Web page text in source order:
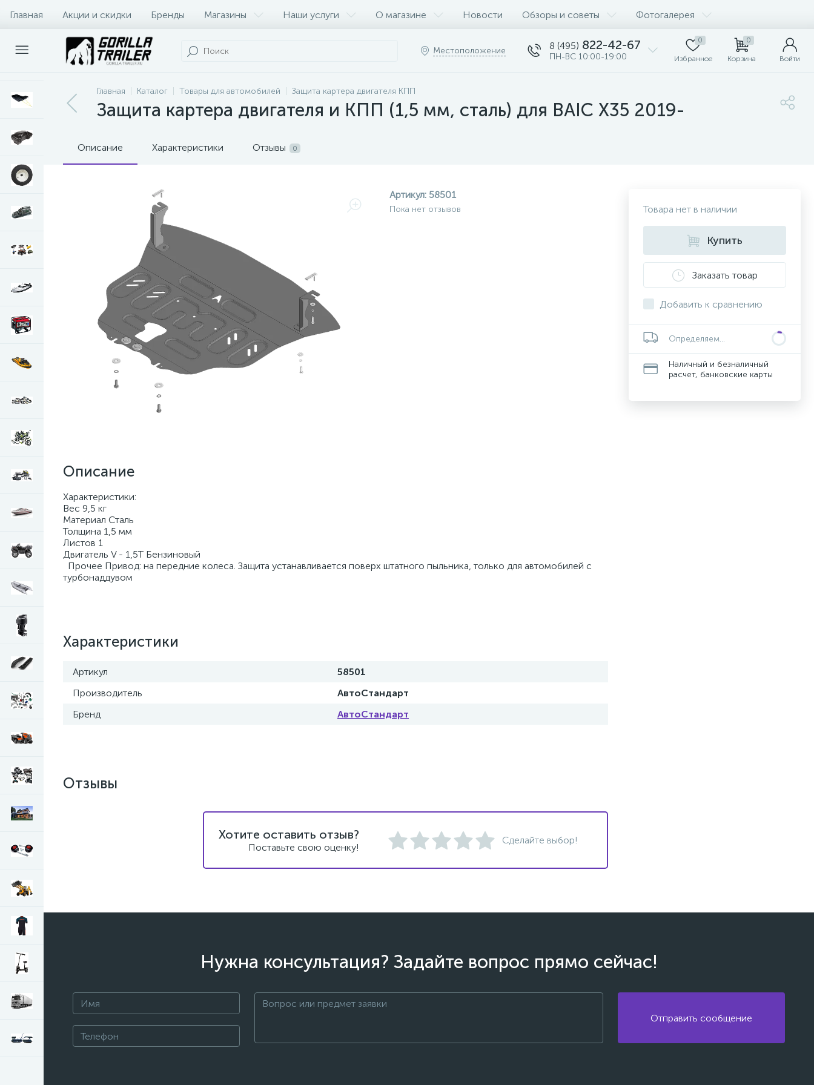
Главная Акции и скидки Бренды Магазины Наши услуги О магазине Новости Обзоры и советы Фотогалерея
Оплата и доставка Контакты
Местоположение 8 (495) 822-42-67
ПН-ВС 10:00-19:00
0
Избранное
0
Корзина Войти
Главная Каталог Товары для автомобилей Защита картера двигателя КПП
Защита картера двигателя и КПП (1,5 мм, сталь) для BAIC X35 2019-
Описание Характеристики Отзывы 0
Артикул: 58501
Пока нет отзывов
Описание
Характеристики:
Вес 9,5 кг
Материал Сталь
Толщина 1,5 мм
Листов 1
Двигатель V - 1,5T Бензиновый
Прочее Привод: на передние колеса. Защита устанавливается поверх штатного пыльника, только для автомобилей с
турбонаддувом
Характеристики
Артикул
58501
Производитель
АвтоСтандарт
Бренд
АвтоСтандарт
Товара нет в наличии
Купить
Заказать товар
Добавить к сравнению
Определяем...
Наличный и безналичный
расчет, банковские карты
Отзывы
Хотите оставить отзыв?
Поставьте свою оценку!
Сделайте выбор!
Нужна консультация? Задайте вопрос прямо сейчас!
Отправить сообщение